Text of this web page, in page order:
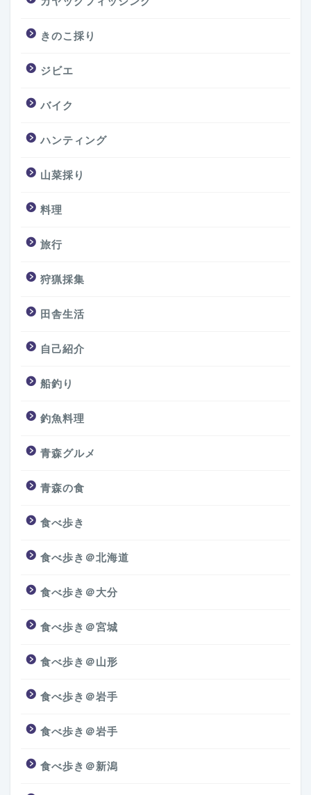
きのこ採り
ジビエ
バイク
ハンティング
山菜採り
料理
旅行
狩猟採集
田舎生活
自己紹介
船釣り
釣魚料理
青森グルメ
青森の食
食べ歩き
食べ歩き＠北海道
食べ歩き＠大分
食べ歩き＠宮城
食べ歩き＠山形
食べ歩き＠岩手
食べ歩き＠岩手
食べ歩き＠新潟